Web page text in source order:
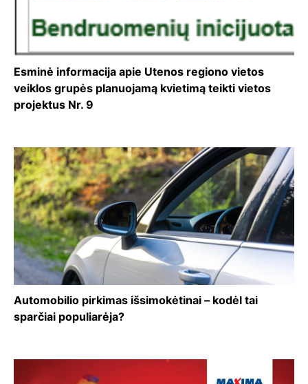
Esminė informacija apie Utenos regiono vietos
veiklos grupės planuojamą kvietimą teikti vietos
projektus Nr. 9
Automobilio pirkimas išsimokėtinai – kodėl tai
sparčiai populiarėja?